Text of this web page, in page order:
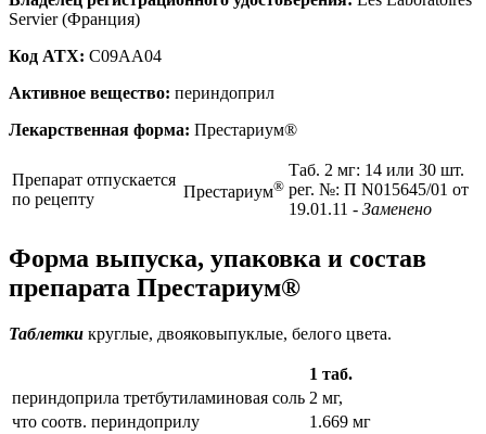
Servier (Франция)
Код ATX: C09AA04
Активное вещество: периндоприл
Лекарственная форма: Престариум®
Препарат отпускается
по рецепту
Престариум®
Таб. 2 мг: 14 или 30 шт.
рег. №: П N015645/01 от
19.01.11 - Заменено
Форма выпуска, упаковка и состав
препарата Престариум®
Таблетки круглые, двояковыпуклые, белого цвета.
1 таб.
периндоприла третбутиламиновая соль 2 мг,
что соотв. периндоприлу
1.669 мг